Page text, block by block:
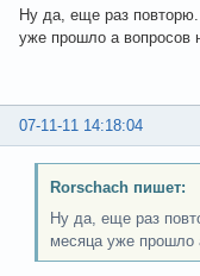
Ну да, еще раз
уже прошло а вопросов
07-11-11 14:18:04
Rorschach пишет:
Ну да, еще раз
месяца уже прошло